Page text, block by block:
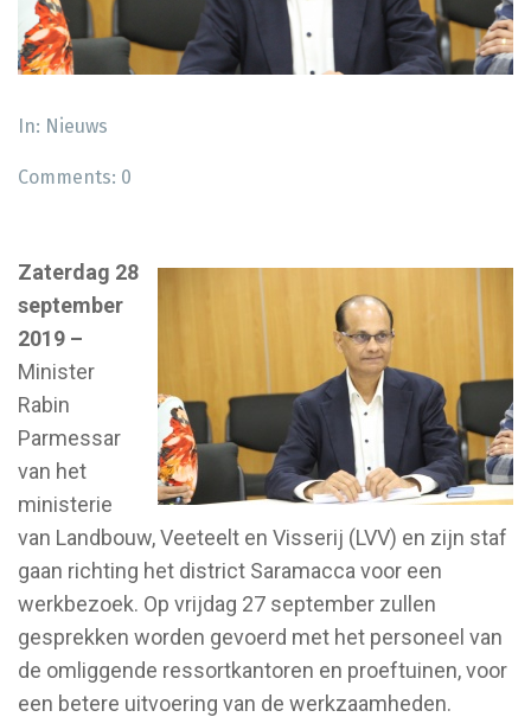
In: Nieuws
Comments: 0
Zaterdag 28
september
2019 –
Minister
Rabin
Parmessar
van het
ministerie
van Landbouw, Veeteelt en Visserij (LVV) en zijn staf
gaan richting het district Saramacca voor een
werkbezoek. Op vrijdag 27 september zullen
gesprekken worden gevoerd met het personeel van
de omliggende ressortkantoren en proeftuinen, voor
een betere uitvoering van de werkzaamheden.